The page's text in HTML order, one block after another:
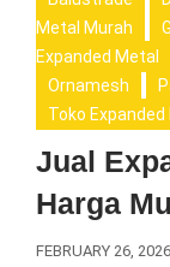
Metal Murah
Expanded Metal
Ornamesh
Toko Expanded
Jual
Harga
FEBRUARY 26, 2026